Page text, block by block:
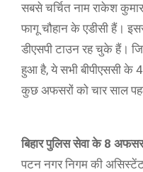
सबसे चर्चित नाम राकेश
फागू चौहान के एडीसी हैं।
डीएसपी टाउन रह चुके हैं।
हुआ है, ये सभी बीपीएससी के
कुछ अफसरों को चार साल
बिहार पुलिस सेवा के 8
पटन नगर निगम की असिस्टेंट